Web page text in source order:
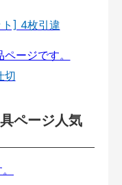
] 4枚引違
切
ページ人気